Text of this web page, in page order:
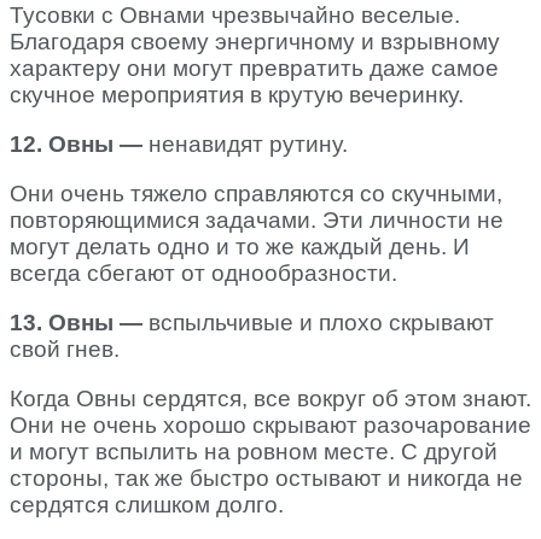
Тусовки с Овнами чрезвычайно веселые.
Благодаря своему энергичному и взрывному
характеру они могут превратить даже самое
скучное мероприятия в крутую вечеринку.
12. Овны — ненавидят рутину.
Они очень тяжело справляются со скучными,
повторяющимися задачами. Эти личности не
могут делать одно и то же каждый день. И
всегда сбегают от однообразности.
13. Овны — вспыльчивые и плохо скрывают
свой гнев.
Когда Овны сердятся, все вокруг об этом знают.
Они не очень хорошо скрывают разочарование
и могут вспылить на ровном месте. С другой
стороны, так же быстро остывают и никогда не
сердятся слишком долго.